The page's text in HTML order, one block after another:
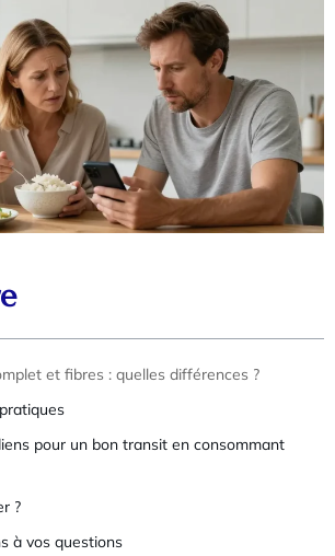
et fibres : quelles différences ?
pour un bon transit en consommant
?
à vos questions